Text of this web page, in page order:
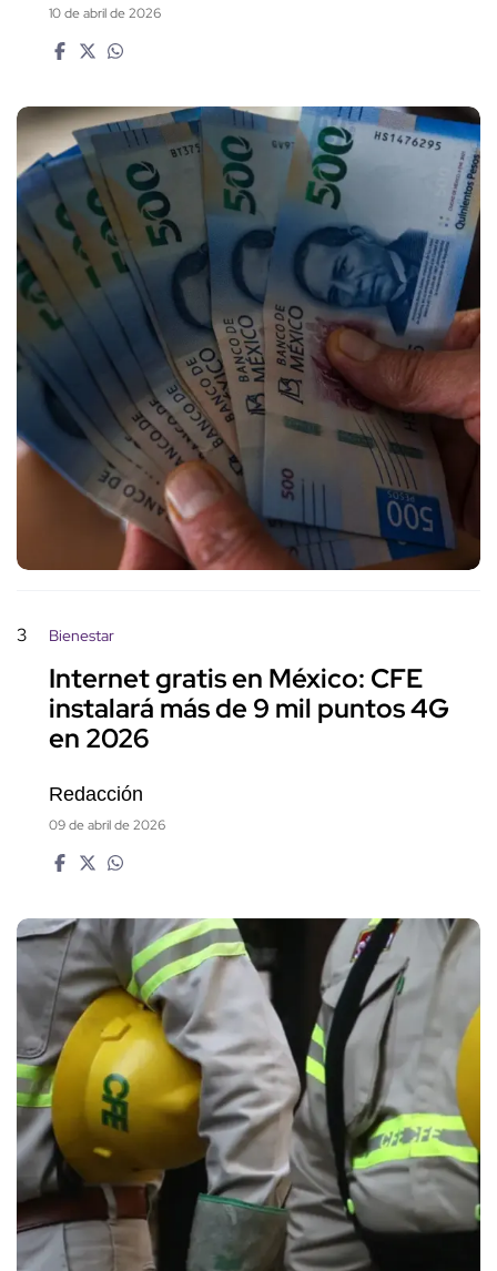
10 de abril de 2026
3 Bienestar
Internet gratis en México: CFE
instalará más de 9 mil puntos 4G
en 2026
Redacción
09 de abril de 2026